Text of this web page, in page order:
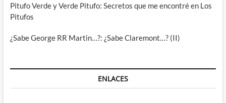
Pitufo Verde y Verde Pitufo: Secretos que me encontré en Los
Pitufos
¿Sabe George RR Martin…?: ¿Sabe Claremont…? (II)
ENLACES